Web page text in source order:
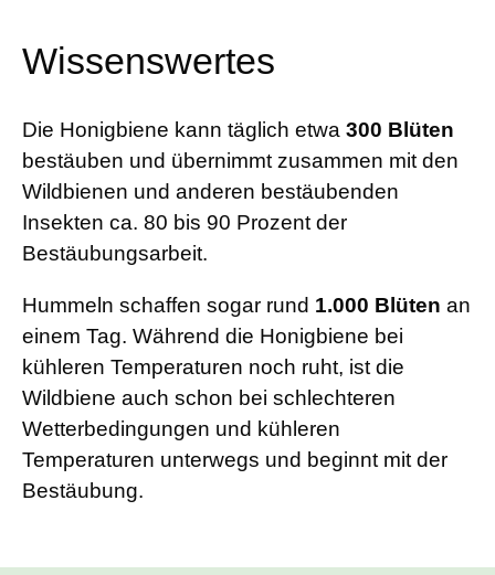
Wissenswertes
Die Honigbiene kann täglich etwa 300 Blüten
bestäuben und übernimmt zusammen mit den
Wildbienen und anderen bestäubenden
Insekten ca. 80 bis 90 Prozent der
Bestäubungsarbeit.
Hummeln schaffen sogar rund 1.000 Blüten an
einem Tag. Während die Honigbiene bei
kühleren Temperaturen noch ruht, ist die
Wildbiene auch schon bei schlechteren
Wetterbedingungen und kühleren
Temperaturen unterwegs und beginnt mit der
Bestäubung.